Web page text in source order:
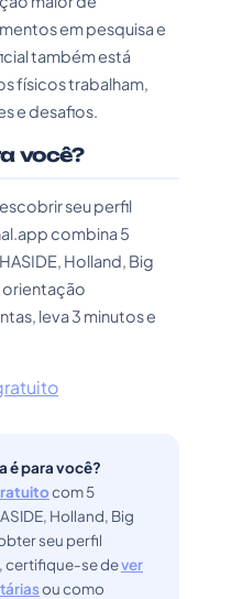
em pesquisa e
também está
físicos trabalham,
e desafios.
você?
seu perfil
combina 5
Holland, Big
orientação
leva 3 minutos e
é para você?
com 5
Holland, Big
seu perfil
certifique-se dever
ou como